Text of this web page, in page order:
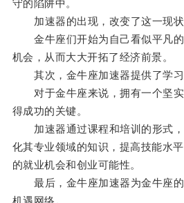
守的陷阱中。
加速器的出现，改变了这一现状
金牛座们开始为自己看似平凡的
机会，从而大大开拓了经济前景。
其次，金牛座加速器提供了学习
对于金牛座来说，拥有一个坚实
得成功的关键。
加速器通过课程和培训的形式，
化其专业领域的知识，提高技能水
的就业机会和创业可能性。
最后，金牛座加速器为金牛座的